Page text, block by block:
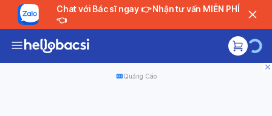
Chat với Bác sĩ ngay 👉 Nhận tư vấn MIỄN PHÍ
👈
Quảng Cáo